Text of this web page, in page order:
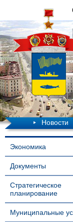
Новости
Экономика
Документы
Стратегическое
планирование
Муниципальные